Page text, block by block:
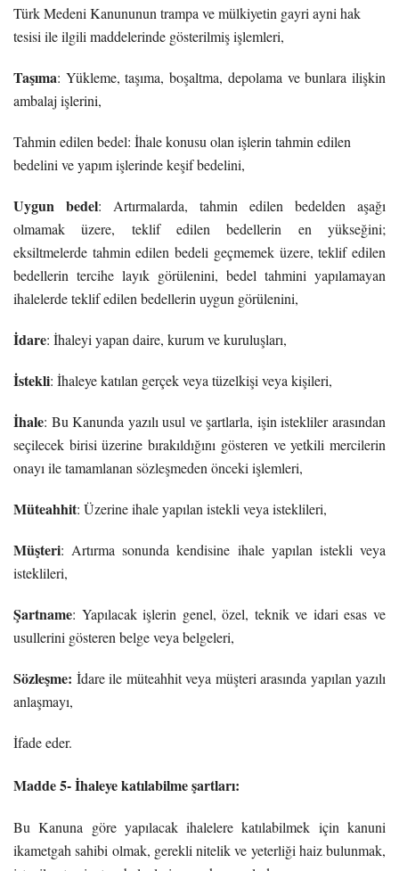
Türk Medeni Kanununun trampa ve mülkiyetin gayri ayni hak
tesisi ile ilgili maddelerinde gösterilmiş işlemleri,
Taşıma: Yükleme, taşıma, boşaltma, depolama ve bunlara ilişkin
ambalaj işlerini,
Tahmin edilen bedel: İhale konusu olan işlerin tahmin edilen
bedelini ve yapım işlerinde keşif bedelini,
Uygun bedel: Artırmalarda, tahmin edilen bedelden aşağı
olmamak üzere, teklif edilen bedellerin en yükseğini;
eksiltmelerde tahmin edilen bedeli geçmemek üzere, teklif edilen
bedellerin tercihe layık görülenini, bedel tahmini yapılamayan
ihalelerde teklif edilen bedellerin uygun görülenini,
İdare: İhaleyi yapan daire, kurum ve kuruluşları,
İstekli: İhaleye katılan gerçek veya tüzelkişi veya kişileri,
İhale: Bu Kanunda yazılı usul ve şartlarla, işin istekliler arasından
seçilecek birisi üzerine bırakıldığını gösteren ve yetkili mercilerin
onayı ile tamamlanan sözleşmeden önceki işlemleri,
Müteahhit: Üzerine ihale yapılan istekli veya isteklileri,
Müşteri: Artırma sonunda kendisine ihale yapılan istekli veya
isteklileri,
Şartname: Yapılacak işlerin genel, özel, teknik ve idari esas ve
usullerini gösteren belge veya belgeleri,
Sözleşme: İdare ile müteahhit veya müşteri arasında yapılan yazılı
anlaşmayı,
İfade eder.
Madde 5- İhaleye katılabilme şartları:
Bu Kanuna göre yapılacak ihalelere katılabilmek için kanuni
ikametgah sahibi olmak, gerekli nitelik ve yeterliği haiz bulunmak,